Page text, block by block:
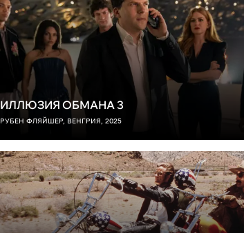
ИЛЛЮЗИЯ ОБМАНА 3
РУБЕН ФЛЯЙШЕР, ВЕНГРИЯ, 2025